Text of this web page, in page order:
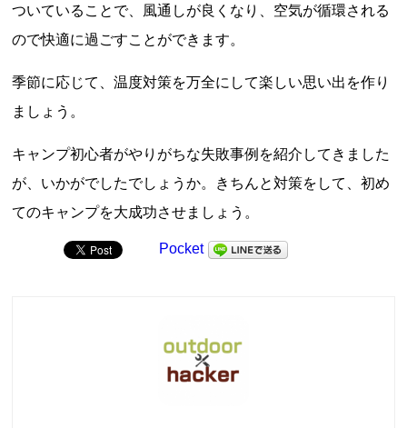
ついていることで、風通しが良くなり、空気が循環される
ので快適に過ごすことができます。
季節に応じて、温度対策を万全にして楽しい思い出を作り
ましょう。
キャンプ初心者がやりがちな失敗事例を紹介してきました
が、いかがでしたでしょうか。きちんと対策をして、初め
てのキャンプを大成功させましょう。
Pocket